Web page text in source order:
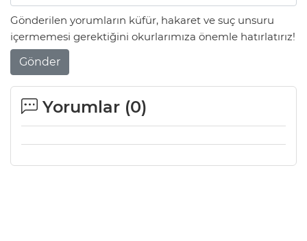
Gönderilen yorumların küfür, hakaret ve suç unsuru
içermemesi gerektiğini okurlarımıza önemle hatırlatırız!
Gönder
Yorumlar (0)